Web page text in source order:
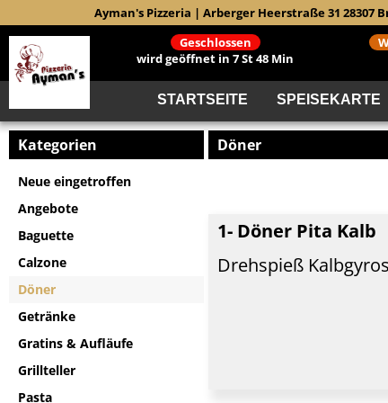
Ayman's Pizzeria | Arberger Heerstraße 31 28307
Geschlossen
wird geöffnet in 7 St 48 Min
STARTSEITE SPEISEKARTE
Kategorien
Neue eingetroffen
Angebote
Baguette
Calzone
Döner
Getränke
Gratins & Aufläufe
Grillteller
Pasta
Döner
1- Döner Pita Kalb
Drehspieß